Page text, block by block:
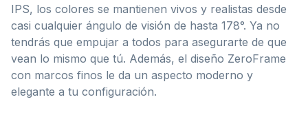
IPS, los colores se mantienen vivos y realistas desde
casi cualquier ángulo de visión de hasta 178°. Ya no
tendrás que empujar a todos para asegurarte de que
vean lo mismo que tú. Además, el diseño ZeroFrame
con marcos finos le da un aspecto moderno y
elegante a tu configuración.